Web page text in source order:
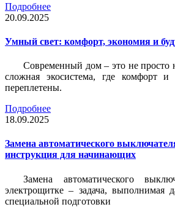
Подробнее
20.09.2025
Умный свет: комфорт, экономия и
Современный дом – это не просто
сложная экосистема, где комфорт и
переплетены.
Подробнее
18.09.2025
Замена автоматического
инструкция для начинающих
Замена автоматического
электрощитке – задача, выполнимая
специальной подготовки